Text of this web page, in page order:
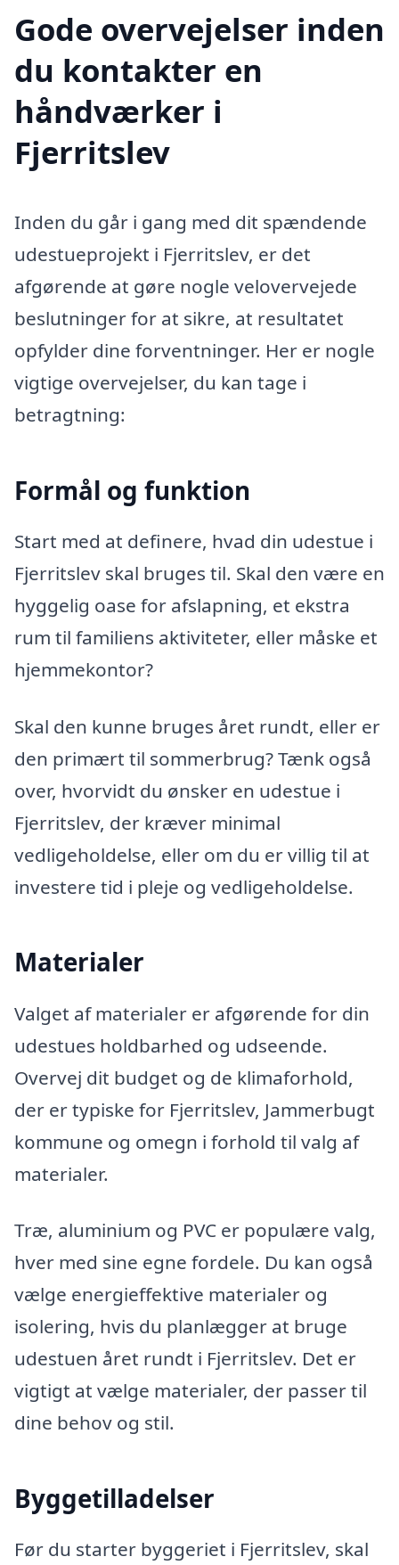
Gode overvejelser inden
du kontakter en
håndværker i
Fjerritslev
Inden du går i gang med dit spændende
udestueprojekt i Fjerritslev, er det
afgørende at gøre nogle velovervejede
beslutninger for at sikre, at resultatet
opfylder dine forventninger. Her er nogle
vigtige overvejelser, du kan tage i
betragtning:
Formål og funktion
Start med at definere, hvad din udestue i
Fjerritslev skal bruges til. Skal den være en
hyggelig oase for afslapning, et ekstra
rum til familiens aktiviteter, eller måske et
hjemmekontor?
Skal den kunne bruges året rundt, eller er
den primært til sommerbrug? Tænk også
over, hvorvidt du ønsker en udestue i
Fjerritslev, der kræver minimal
vedligeholdelse, eller om du er villig til at
investere tid i pleje og vedligeholdelse.
Materialer
Valget af materialer er afgørende for din
udestues holdbarhed og udseende.
Overvej dit budget og de klimaforhold,
der er typiske for Fjerritslev, Jammerbugt
kommune og omegn i forhold til valg af
materialer.
Træ, aluminium og PVC er populære valg,
hver med sine egne fordele. Du kan også
vælge energieffektive materialer og
isolering, hvis du planlægger at bruge
udestuen året rundt i Fjerritslev. Det er
vigtigt at vælge materialer, der passer til
dine behov og stil.
Byggetilladelser
Før du starter byggeriet i Fjerritslev, skal